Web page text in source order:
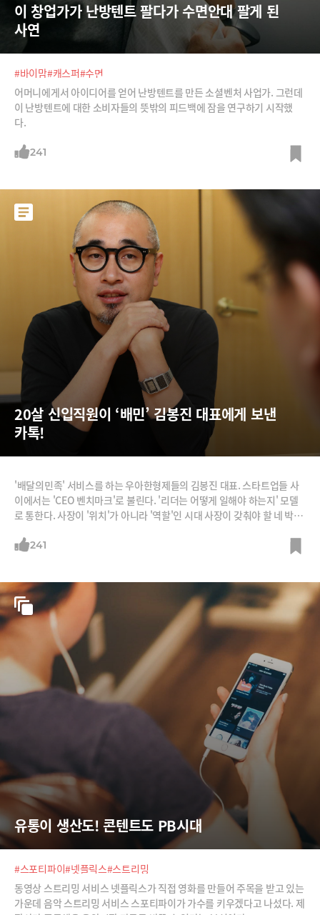
이 창업가가 난방텐트 팔다가 수면안대 팔게 된
사연
#바이맘#캐스퍼#수면
어머니에게서 아이디어를 얻어 난방텐트를 만든 소셜벤처 사업가. 그런데
이 난방텐트에 대한 소비자들의 뜻밖의 피드백에 잠을 연구하기 시작했
다.
241
20살 신입직원이 ‘배민’ 김봉진 대표에게 보낸
카톡!
'배달의민족' 서비스를 하는 우아한형제들의 김봉진 대표. 스타트업들 사
이에서는 'CEO 벤치마크'로 불린다. '리더는 어떻게 일해야 하는지' 모델
로 통한다. 사장이 '위치'가 아니라 '역할'인 시대 사장이 갖춰야 할 네 박자
보장하지만 성과도 칼같이 챙긴다. 재미있게 일한다. 직원들이 딴 짓 할 때
라
241
유통이 생산도! 콘텐트도 PB시대
#스포티파이#넷플릭스#스트리밍
동영상 스트리밍 서비스 넷플릭스가 직접 영화를 만들어 주목을 받고 있는
가운데 음악 스트리밍 서비스 스포티파이가 가수를 키우겠다고 나섰다. 제